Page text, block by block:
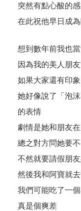
突然有點心酸的
在此祝他早日成
想到數年前我也
因為我的美人朋
如果大家還有印
她好像說了「泡
的表情
劇情是她和朋友
總之對方問她要
不然就要請假朋
然後我和阿寶就
我們可能吃了一
真是個爽差